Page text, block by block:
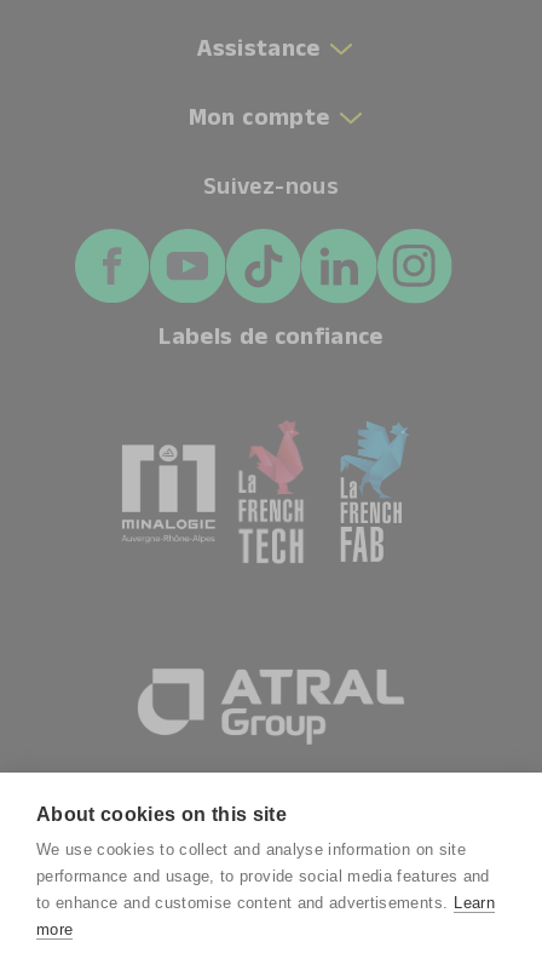
Assistance
Mon compte
Suivez-nous
Labels de confiance
About cookies on this site
We use cookies to collect and analyse information on site
performance and usage, to provide social media features and
to enhance and customise content and advertisements. Learn
more